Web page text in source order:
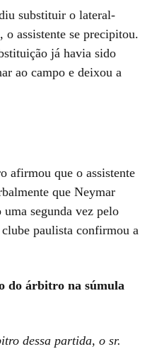
substituir o lateral-
o assistente se precipitou.
já havia sido
ao campo e deixou a
afirmou que o assistente
que Neymar
segunda vez pelo
paulista confirmou a
do árbitro na súmula
dessa partida, o sr.